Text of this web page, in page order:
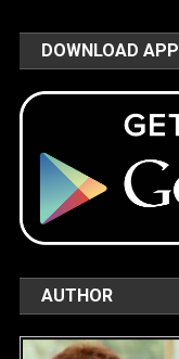
DOWNLOAD APP
AUTHOR